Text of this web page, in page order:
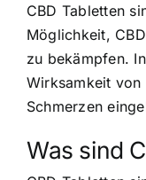
CBD Tabletten
Möglichkeit,
zu bekämpfen.
Wirksamkeit von
Schmerzen
Was sind